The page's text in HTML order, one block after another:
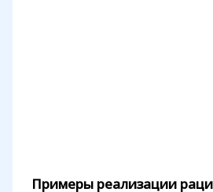
Примеры реализации